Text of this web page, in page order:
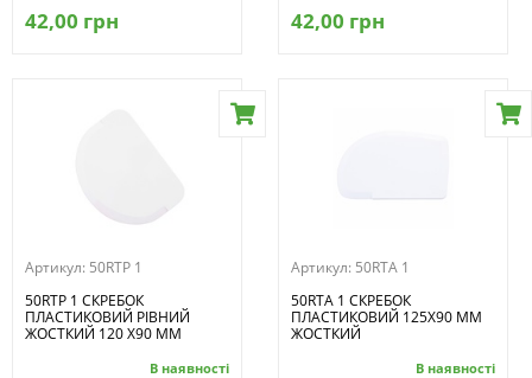
42,00 грн 42,00 грн
Артикул: 50RTP 1
50RTP 1 СКРЕБОК
ПЛАСТИКОВИЙ РІВНИЙ
ЖОСТКИЙ 120 X90 ММ
В наявності
Артикул: 50RTA 1
50RTA 1 СКРЕБОК
ПЛАСТИКОВИЙ 125X90 MM
ЖОСТКИЙ
В наявності